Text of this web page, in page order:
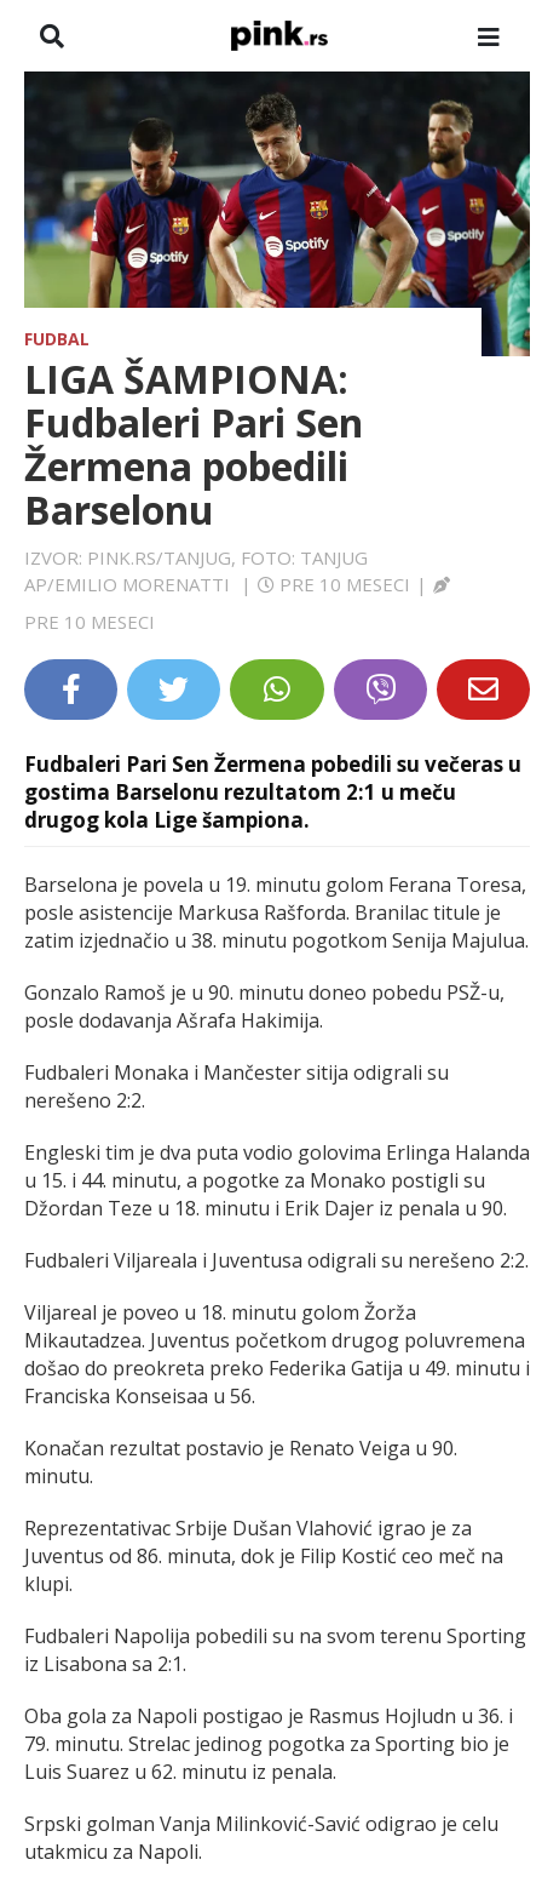
NASLOVNA
ZADRUGA
SHOWBIZ
HRONIKA
PINKOVE ZVEZDE
TV
SPORT
EXTRA
FUDBAL
LIGA ŠAMPIONA:
Fudbaleri Pari Sen
Žermena pobedili
Barselonu
IZVOR: PINK.RS/TANJUG, FOTO: TANJUG
AP/EMILIO MORENATTI
| PRE 10 MESECI |
PRE 10 MESECI
Fudbaleri Pari Sen Žermena pobedili su večeras u
gostima Barselonu rezultatom 2:1 u meču
drugog kola Lige šampiona.
Barselona je povela u 19. minutu golom Ferana Toresa,
posle asistencije Markusa Rašforda. Branilac titule je
zatim izjednačio u 38. minutu pogotkom Senija Majulua.
Gonzalo Ramoš je u 90. minutu doneo pobedu PSŽ-u,
posle dodavanja Ašrafa Hakimija.
Fudbaleri Monaka i Mančester sitija odigrali su
nerešeno 2:2.
Engleski tim je dva puta vodio golovima Erlinga Halanda
u 15. i 44. minutu, a pogotke za Monako postigli su
Džordan Teze u 18. minutu i Erik Dajer iz penala u 90.
Fudbaleri Viljareala i Juventusa odigrali su nerešeno 2:2.
Viljareal je poveo u 18. minutu golom Žorža
Mikautadzea. Juventus početkom drugog poluvremena
došao do preokreta preko Federika Gatija u 49. minutu i
Franciska Konseisaa u 56.
Konačan rezultat postavio je Renato Veiga u 90.
minutu.
Reprezentativac Srbije Dušan Vlahović igrao je za
Juventus od 86. minuta, dok je Filip Kostić ceo meč na
klupi.
Fudbaleri Napolija pobedili su na svom terenu Sporting
iz Lisabona sa 2:1.
Oba gola za Napoli postigao je Rasmus Hojludn u 36. i
79. minutu. Strelac jedinog pogotka za Sporting bio je
Luis Suarez u 62. minutu iz penala.
Srpski golman Vanja Milinković-Savić odigrao je celu
utakmicu za Napoli.